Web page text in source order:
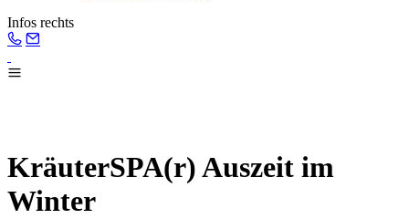
Infos rechts
KräuterSPA(r) Auszeit im
Winter